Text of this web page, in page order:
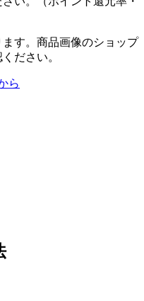
す。商品画像のショップ
ださい。
ら